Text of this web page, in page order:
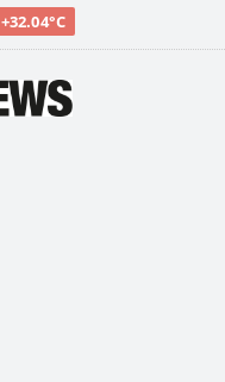
+32.04°C